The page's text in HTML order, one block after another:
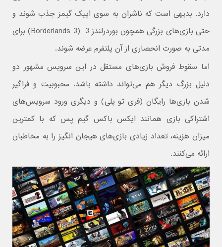
دارد. بدیهی است که ناشران به سوی اپیک گیمز جذب شوند و
حتی بازی‌های بزرگی همچون بوردرلندز 3 (Borderlands 3) برای
مدتی به صورت انحصاری از آن پلتفرم عرضه شوند.
اما سقوط فروش بازی‌های مستقل در این سرویس مشهور دو
دلیل بزرگ دیگر هم می‌تواند داشته باشد. محبوبیت و فراگیر
شدن بازی‌ها رایگان (فری تو پلی) و دیگری ورود سرویس‌های
اشتراکی بازی همانند ایکس باکس گیم پس که با کمترین
میزان هزینه، تعداد زیادی بازی‌های هیجان انگیز را به مخاطبان
ارائه می‌کنند.